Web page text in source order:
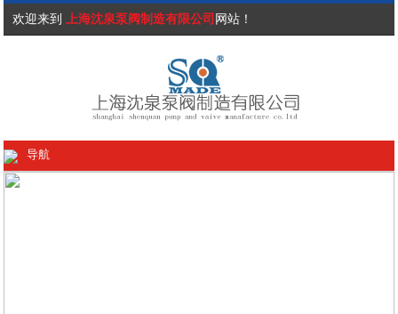
欢迎来到 上海沈泉泵阀制造有限公司 网站！
导航